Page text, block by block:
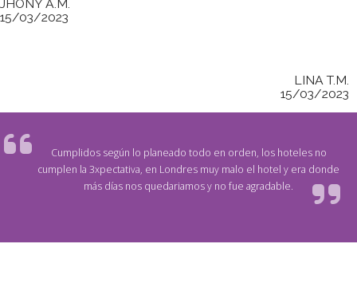
JHONY A.M.
15/03/2023
LINA T.M.
15/03/2023
Cumplidos según lo planeado todo en orden, los hoteles no
cumplen la 3xpectativa, en Londres muy malo el hotel y era donde
más días nos quedariamos y no fue agradable.